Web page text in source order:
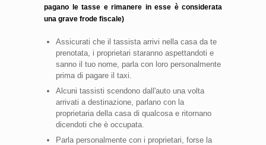
pagano le tasse e rimanere in esse è considerata
una grave frode fiscale)
Assicurati che il tassista arrivi nella casa da te
prenotata, i proprietari staranno aspettandoti e
sanno il tuo nome, parla con loro personalmente
prima di pagare il taxi.
Alcuni tassisti scendono dall'auto una volta
arrivati a destinazione, parlano con la
proprietaria della casa di qualcosa e ritornano
dicendoti che è occupata.
Parla personalmente con i proprietari, forse la